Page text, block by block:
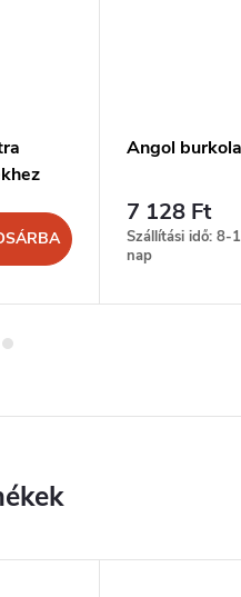
Angol
7 128 Ft
Szállítási idő: 8-
nap